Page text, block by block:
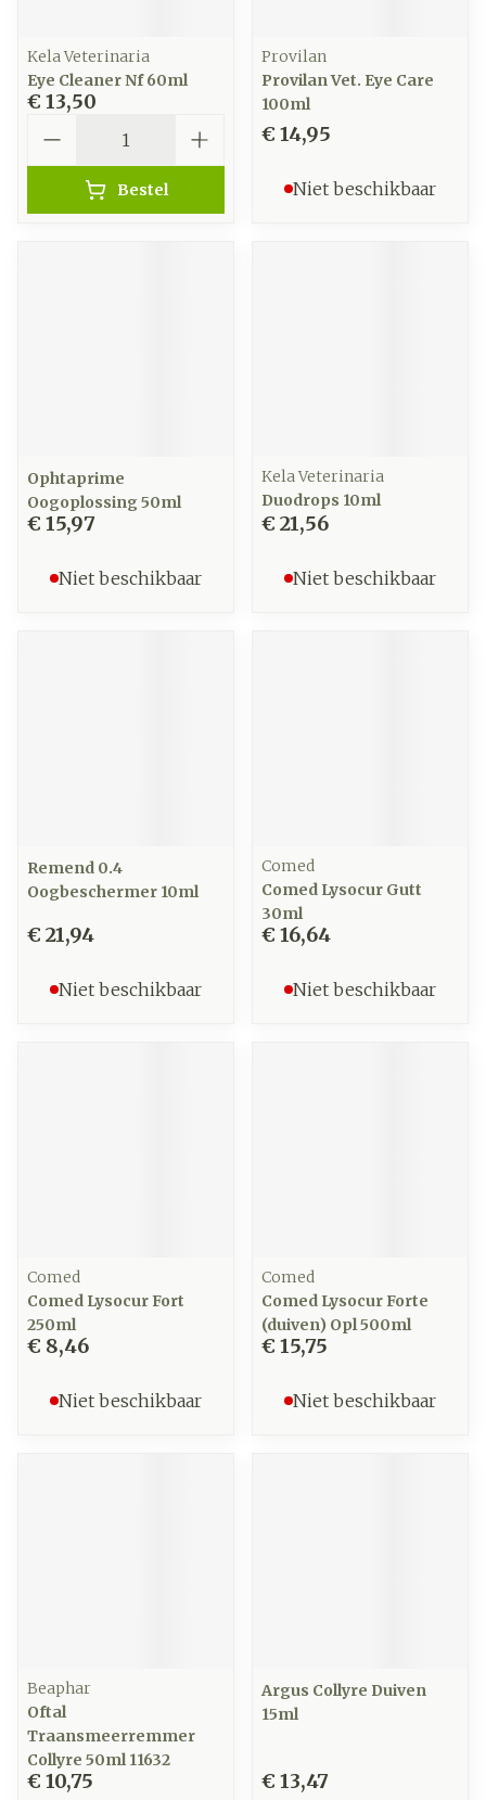
Kela Veterinaria
Eye Cleaner Nf 60ml
€ 13,50
Bestel
Provilan
Provilan Vet. Eye Care
100ml
€ 14,95
Niet beschikbaar
Ophtaprime
Oogoplossing 50ml
€ 15,97
Niet beschikbaar
Kela Veterinaria
Duodrops 10ml
€ 21,56
Niet beschikbaar
Remend 0.4
Oogbeschermer 10ml
€ 21,94
Niet beschikbaar
Comed
Comed Lysocur Gutt
30ml
€ 16,64
Niet beschikbaar
Comed
Comed Lysocur Fort
250ml
€ 8,46
Niet beschikbaar
Comed
Comed Lysocur Forte
(duiven) Opl 500ml
€ 15,75
Niet beschikbaar
Beaphar
Oftal
Traansmeerremmer
Collyre 50ml 11632
€ 10,75
Argus Collyre Duiven
15ml
€ 13,47